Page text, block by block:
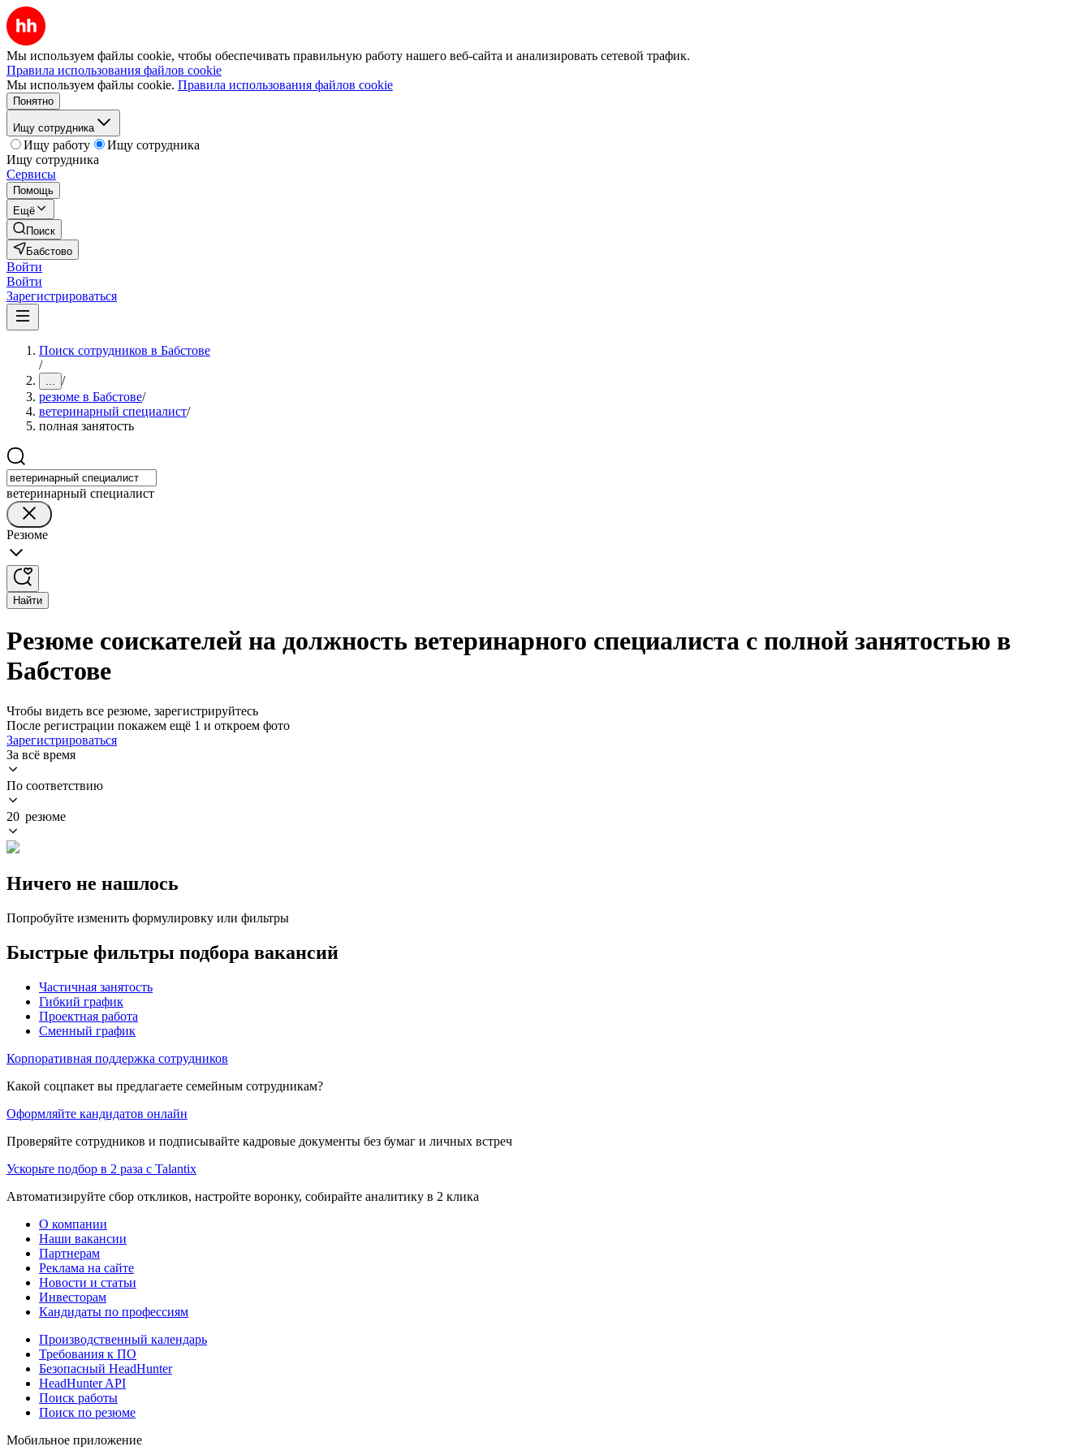
Мы используем файлы cookie, чтобы обеспечивать правильную работу нашего веб-сайта и анализировать сетевой трафик.
Правила использования файлов cookie
Мы используем файлы cookie. Правила использования файлов cookie
Понятно
Ищу сотрудника
Ищу работу
Ищу сотрудника
Ищу сотрудника
Сервисы
Помощь
Ещё
Поиск
Бабстово
Войти
Войти
Зарегистрироваться
Поиск сотрудников в Бабстове
/
... /
резюме в Бабстове/
ветеринарный специалист/
полная занятость
ветеринарный специалист
Резюме
Найти
Резюме соискателей на должность ветеринарного специалиста с полной занятостью в
Бабстове
Чтобы видеть все резюме, зарегистрируйтесь
После регистрации покажем ещё 1 и откроем фото
Зарегистрироваться
За всё время
По соответствию
20 резюме
Ничего не нашлось
Попробуйте изменить формулировку или фильтры
Быстрые фильтры подбора вакансий
Частичная занятость
Гибкий график
Проектная работа
Сменный график
Корпоративная поддержка сотрудников
Какой соцпакет вы предлагаете семейным сотрудникам?
Оформляйте кандидатов онлайн
Проверяйте сотрудников и подписывайте кадровые документы без бумаг и личных встреч
Ускорьте подбор в 2 раза с Talantix
Автоматизируйте сбор откликов, настройте воронку, собирайте аналитику в 2 клика
О компании
Наши вакансии
Партнерам
Реклама на сайте
Новости и статьи
Инвесторам
Кандидаты по профессиям
Производственный календарь
Требования к ПО
Безопасный HeadHunter
HeadHunter API
Поиск работы
Поиск по резюме
Мобильное приложение